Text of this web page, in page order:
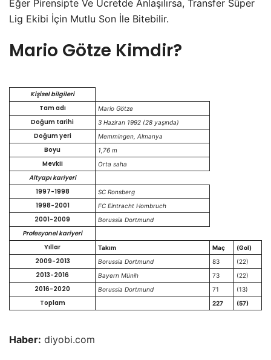
Eğer Pirensipte Ve Ücretde Anlaşılırsa, Transfer Süper
Lig Ekibi İçin Mutlu Son İle Bitebilir.
Mario Götze Kimdir?
Kişisel bilgileri
Tam adı
Mario Götze
Doğum tarihi 3 Haziran 1992 (28 yaşında)
Doğum yeri Memmingen, Almanya
Boyu 1,76 m
Mevkii Orta saha
Altyapı kariyeri
1997-1998
SC Ronsberg
1998-2001 FC Eintracht Hombruch
2001-2009 Borussia Dortmund
Profesyonel kariyeri
Yıllar
Takım Maç (Gol)
2009-2013 Borussia Dortmund 83 (22)
2013-2016 Bayern Münih 73 (22)
2016-2020 Borussia Dortmund 71 (13)
Toplam 227 (57)
Haber: diyobi.com